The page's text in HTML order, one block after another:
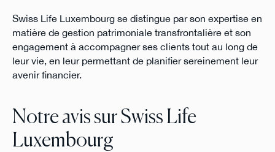
Swiss Life Luxembourg se distingue par son expertise en
matière de gestion patrimoniale transfrontalière et son
engagement à accompagner ses clients tout au long de
leur vie, en leur permettant de planifier sereinement leur
avenir financier.
Notre avis sur Swiss Life
Luxembourg